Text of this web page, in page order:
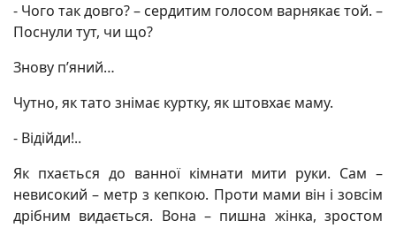
- Чого так довго? – сердитим голосом варнякає той. –
Поснули тут, чи що?
Знову п’яний…
Чутно, як тато знімає куртку, як штовхає маму.
- Відійди!..
Як пхається до ванної кімнати мити руки. Сам –
невисокий – метр з кепкою. Проти мами він і зовсім
дрібним видається. Вона – пишна жінка, зростом